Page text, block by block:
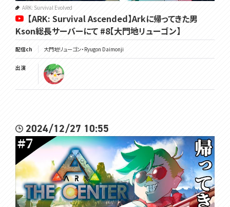
ARK: Survival Evolved
【ARK: Survival Ascended】Arkに帰ってきた男
Kson総長サーバーにて #8【大門地リューゴン】
配信ch 大門地リューゴン・Ryugon Daimonji
出演
2024/12/27 10:55